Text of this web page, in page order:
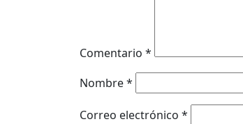
Comentario *
Nombre*
Correo electrónico *